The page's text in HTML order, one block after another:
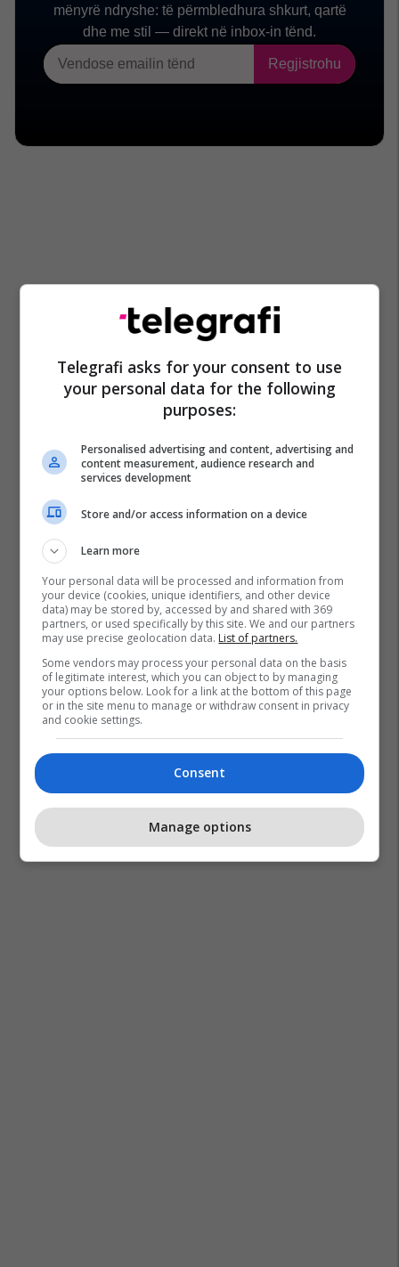
Telegrafi asks for your consent to use
your personal data for the following
purposes:
Personalised advertising and content, advertising and
content measurement, audience research and
services development
Store and/or access information on a device
Learn more
Your personal data will be processed and information from
your device (cookies, unique identifiers, and other device
data) may be stored by, accessed by and shared with 369
partners, or used specifically by this site. We and our partners
may use precise geolocation data. List of partners.
Some vendors may process your personal data on the basis
of legitimate interest, which you can object to by managing
your options below. Look for a link at the bottom of this page
or in the site menu to manage or withdraw consent in privacy
and cookie settings.
Consent
Manage options